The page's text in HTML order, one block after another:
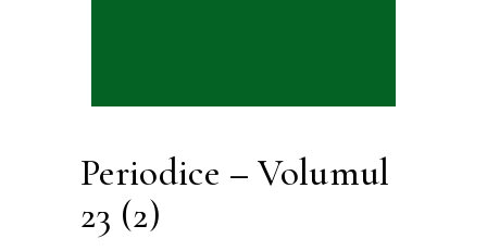
Periodice – Volumul
23 (2)